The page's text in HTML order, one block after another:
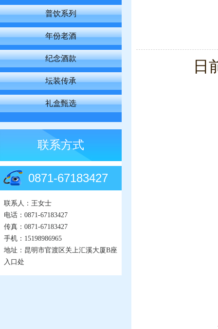
普饮系列
年份老酒
纪念酒款
坛装传承
礼盒甄选
联系方式
0871-67183427
联系人：王女士
电话：0871-67183427
传真：0871-67183427
手机：15198986965
地址：昆明市官渡区关上汇溪大厦B座
入口处
日